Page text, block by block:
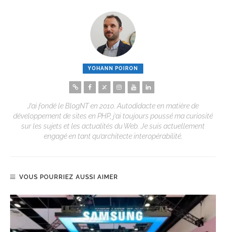
YOHANN POIRON
J’ai fondé le BlogNT en 2010. Autodidacte en matière de
développement de sites en PHP, j’ai toujours poussé ma curiosité
sur les sujets et les actualités du Web. Je suis actuellement
engagé en tant qu’architecte interopérabilité.
VOUS POURRIEZ AUSSI AIMER